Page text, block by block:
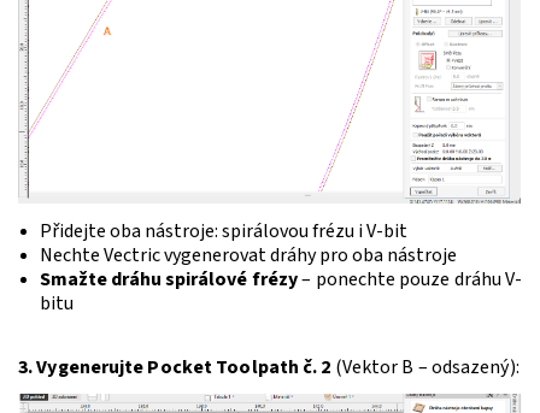
Přidejte oba nástroje: spirálovou frézu i V-bit
Nechte Vectric vygenerovat dráhy pro oba nástroje
Smažte dráhu spirálové frézy– ponechte pouze dráhu V-
bitu
3. Vygenerujte Pocket Toolpath č. 2 (Vektor B – odsazený):